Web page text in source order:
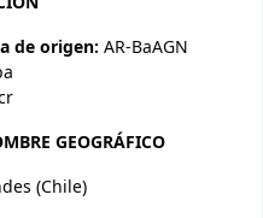
de origen: AR-BaAGN
GEOGRÁFICO
(Chile)